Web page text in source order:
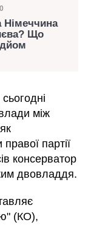
Що
між
партії
консерватор
двовладдя.
(КО),